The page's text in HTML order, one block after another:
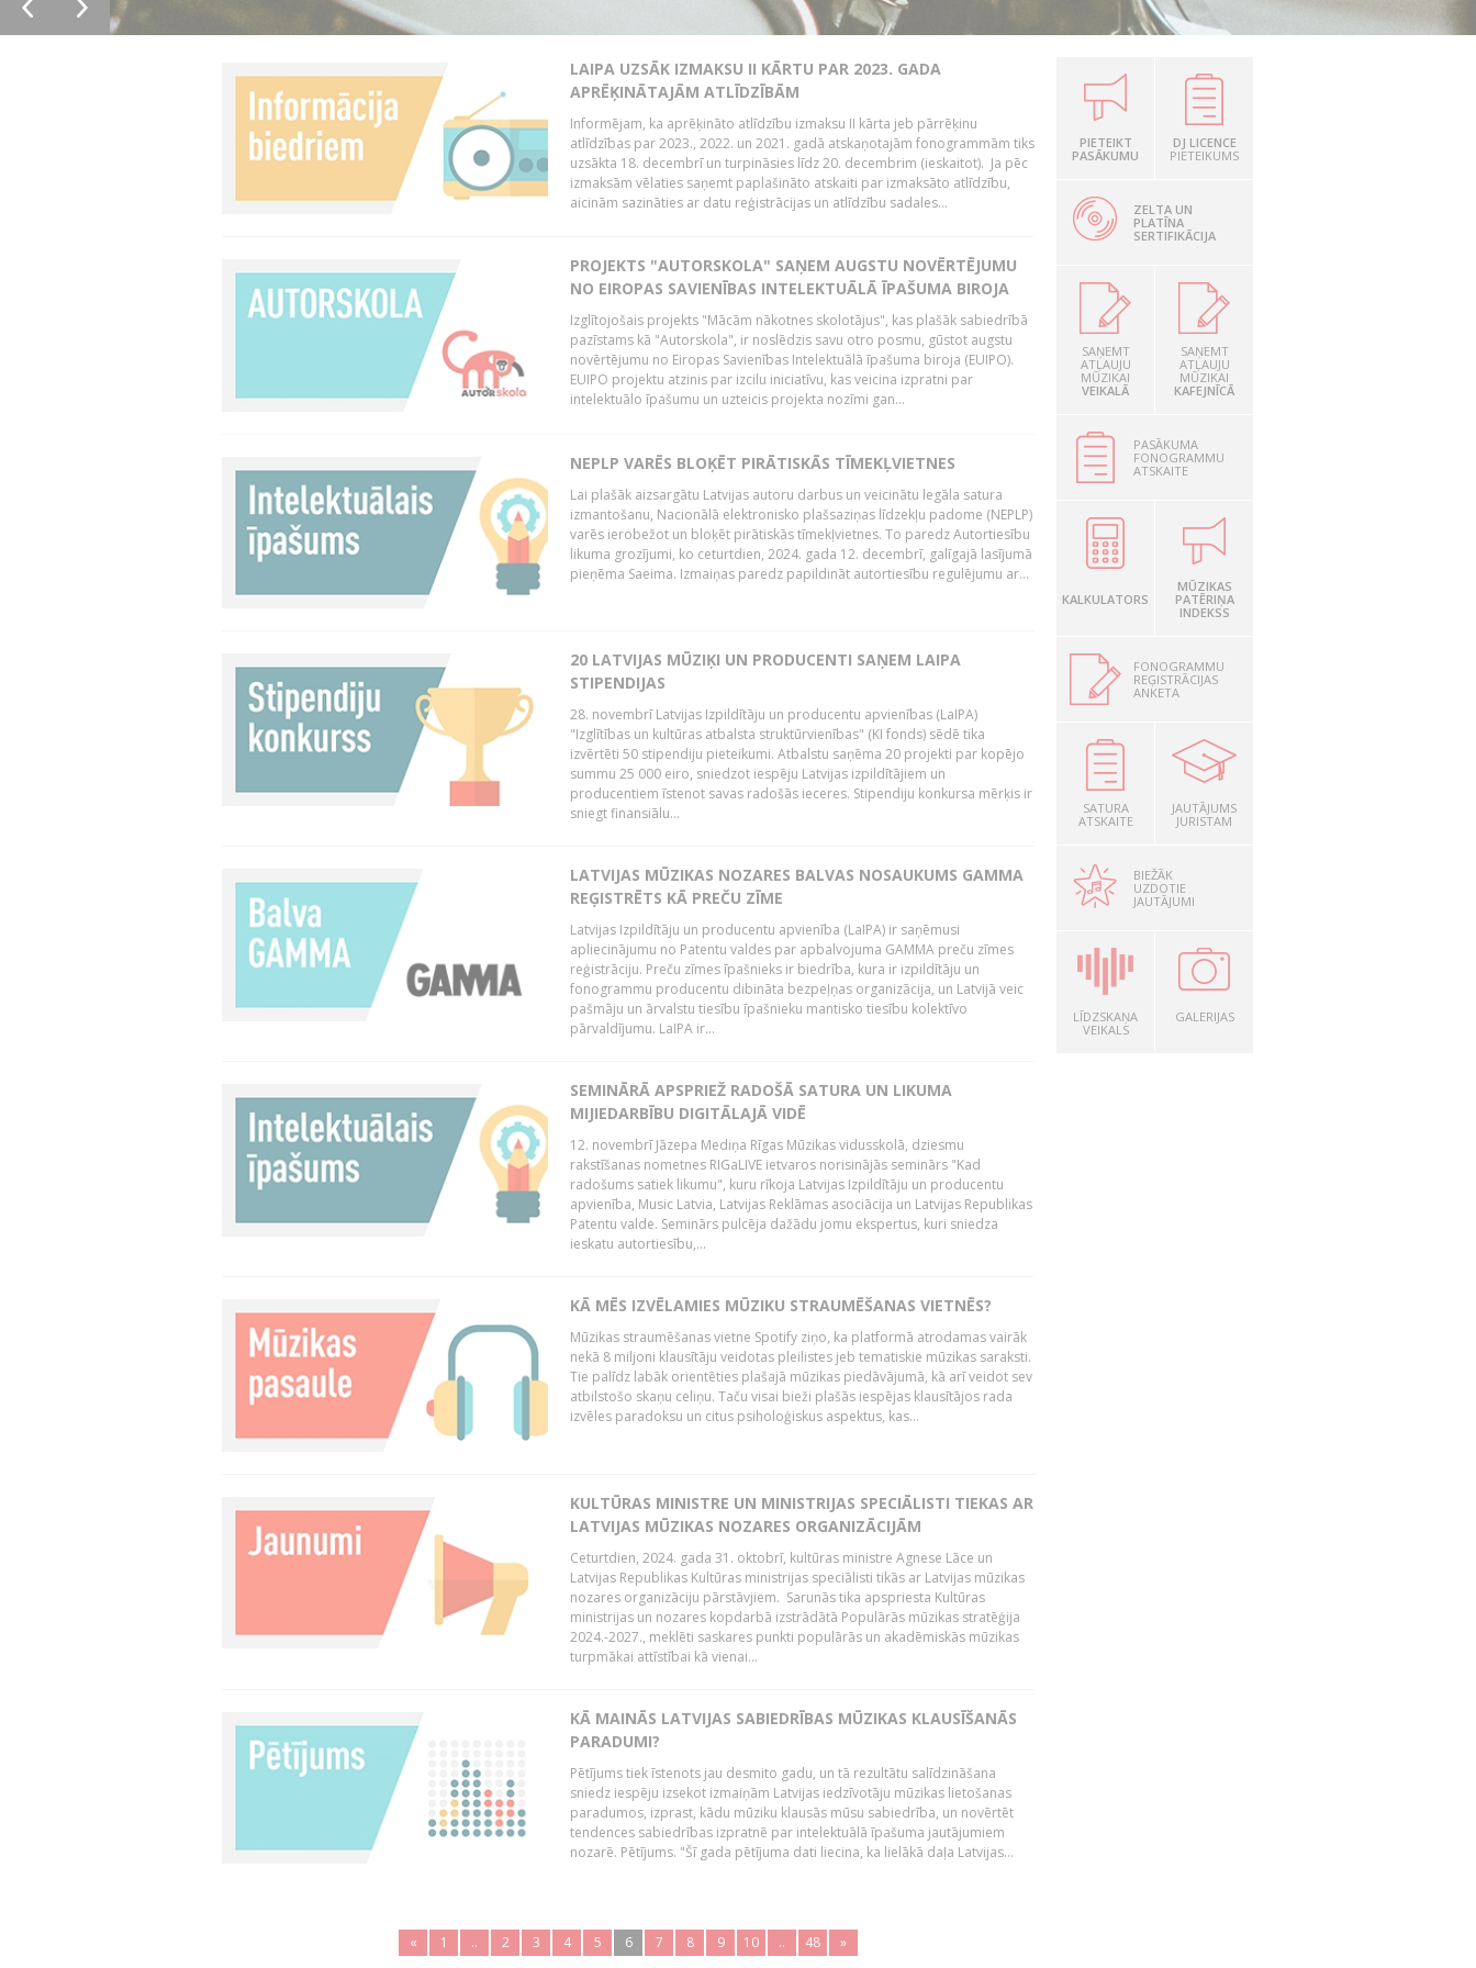
LAIPA UZSĀK IZMAKSU II KĀRTU PAR 2023. GADA
APRĒĶINĀTAJĀM ATLĪDZĪBĀM
Informējam, ka aprēķināto atlīdzību izmaksu II kārta jeb pārrēķinu
atlīdzības par 2023., 2022. un 2021. gadā atskaņotajām fonogrammām tiks
uzsākta 18. decembrī un turpināsies līdz 20. decembrim (ieskaitot). Ja pēc
izmaksām vēlaties saņemt paplašināto atskaiti par izmaksāto atlīdzību,
aicinām sazināties ar datu reģistrācijas un atlīdzību sadales...
PROJEKTS "AUTORSKOLA" SAŅEM AUGSTU NOVĒRTĒJUMU
NO EIROPAS SAVIENĪBAS INTELEKTUĀLĀ ĪPAŠUMA BIROJA
Izglītojošais projekts "Mācām nākotnes skolotājus", kas plašāk sabiedrībā
pazīstams kā "Autorskola", ir noslēdzis savu otro posmu, gūstot augstu
novērtējumu no Eiropas Savienības Intelektuālā īpašuma biroja (EUIPO).
EUIPO projektu atzinis par izcilu iniciatīvu, kas veicina izpratni par
intelektuālo īpašumu un uzteicis projekta nozīmi gan...
NEPLP VARĒS BLOĶĒT PIRĀTISKĀS TĪMEKĻVIETNES
Lai plašāk aizsargātu Latvijas autoru darbus un veicinātu legāla satura
izmantošanu, Nacionālā elektronisko plašsaziņas līdzekļu padome (NEPLP)
varēs ierobežot un bloķēt pirātiskās tīmekļvietnes. To paredz Autortiesību
likuma grozījumi, ko ceturtdien, 2024. gada 12. decembrī, galīgajā lasījumā
pieņēma Saeima. Izmaiņas paredz papildināt autortiesību regulējumu ar...
20 LATVIJAS MŪZIĶI UN PRODUCENTI SAŅEM LAIPA
STIPENDIJAS
28. novembrī Latvijas Izpildītāju un producentu apvienības (LaIPA)
"Izglītības un kultūras atbalsta struktūrvienības" (KI fonds) sēdē tika
izvērtēti 50 stipendiju pieteikumi. Atbalstu saņēma 20 projekti par kopējo
summu 25 000 eiro, sniedzot iespēju Latvijas izpildītājiem un
producentiem īstenot savas radošās ieceres. Stipendiju konkursa mērķis ir
sniegt finansiālu...
LATVIJAS MŪZIKAS NOZARES BALVAS NOSAUKUMS GAMMA
REĢISTRĒTS KĀ PREČU ZĪME
Latvijas Izpildītāju un producentu apvienība (LaIPA) ir saņēmusi
apliecinājumu no Patentu valdes par apbalvojuma GAMMA preču zīmes
reģistrāciju. Preču zīmes īpašnieks ir biedrība, kura ir izpildītāju un
fonogrammu producentu dibināta bezpeļņas organizācija, un Latvijā veic
pašmāju un ārvalstu tiesību īpašnieku mantisko tiesību kolektīvo
pārvaldījumu. LaIPA ir...
SEMINĀRĀ APSPRIEŽ RADOŠĀ SATURA UN LIKUMA
MIJIEDARBĪBU DIGITĀLAJĀ VIDĒ
12. novembrī Jāzepa Mediņa Rīgas Mūzikas vidusskolā, dziesmu
rakstīšanas nometnes RIGaLIVE ietvaros norisinājās seminārs "Kad
radošums satiek likumu", kuru rīkoja Latvijas Izpildītāju un producentu
apvienība, Music Latvia, Latvijas Reklāmas asociācija un Latvijas Republikas
Patentu valde. Seminārs pulcēja dažādu jomu ekspertus, kuri sniedza
ieskatu autortiesību,...
KĀ MĒS IZVĒLAMIES MŪZIKU STRAUMĒŠANAS VIETNĒS?
Mūzikas straumēšanas vietne Spotify ziņo, ka platformā atrodamas vairāk
nekā 8 miljoni klausītāju veidotas pleilistes jeb tematiskie mūzikas saraksti.
Tie palīdz labāk orientēties plašajā mūzikas piedāvājumā, kā arī veidot sev
atbilstošo skaņu celiņu. Taču visai bieži plašās iespējas klausītājos rada
izvēles paradoksu un citus psiholoģiskus aspektus, kas...
KULTŪRAS MINISTRE UN MINISTRIJAS SPECIĀLISTI TIEKAS AR
LATVIJAS MŪZIKAS NOZARES ORGANIZĀCIJĀM
Ceturtdien, 2024. gada 31. oktobrī, kultūras ministre Agnese Lāce un
Latvijas Republikas Kultūras ministrijas speciālisti tikās ar Latvijas mūzikas
nozares organizāciju pārstāvjiem. Sarunās tika apspriesta Kultūras
ministrijas un nozares kopdarbā izstrādātā Populārās mūzikas stratēģija
2024.-2027., meklēti saskares punkti populārās un akadēmiskās mūzikas
turpmākai attīstībai kā vienai...
KĀ MAINĀS LATVIJAS SABIEDRĪBAS MŪZIKAS KLAUSĪŠANĀS
PARADUMI?
Pētījums tiek īstenots jau desmito gadu, un tā rezultātu salīdzināšana
sniedz iespēju izsekot izmaiņām Latvijas iedzīvotāju mūzikas lietošanas
paradumos, izprast, kādu mūziku klausās mūsu sabiedrība, un novērtēt
tendences sabiedrības izpratnē par intelektuālā īpašuma jautājumiem
nozarē. Pētījums. "Šī gada pētījuma dati liecina, ka lielākā daļa Latvijas...
« 1 .. 2 3 4 5 6 7 8 9 10 .. 48 »
PIETEIKT
PASĀKUMU
DJ LICENCE
PIETEIKUMS
ZELTA UN
PLATĪNA
SERTIFIKĀCIJA
SAŅEMT
ATĻAUJU
MŪZIKAI
VEIKALĀ
SAŅEMT
ATĻAUJU
MŪZIKAI
KAFEJNĪCĀ
PASĀKUMA
FONOGRAMMU
ATSKAITE
KALKULATORS
MŪZIKAS
PATĒRIŅA
INDEKSS
FONOGRAMMU
REĢISTRĀCIJAS
ANKETA
SATURA
ATSKAITE
JAUTĀJUMS
JURISTAM
BIEŽĀK
UZDOTIE
JAUTĀJUMI
LĪDZSKAŅA
VEIKALS
GALERIJAS